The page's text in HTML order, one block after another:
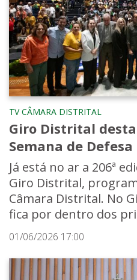
TV CÂMARA DISTRITAL
Giro Distrital
Semana de Defesa
Já está no ar a 206ª
Giro Distrital,
Câmara Distrital. No
fica por dentro dos
01/06/2026 17:00